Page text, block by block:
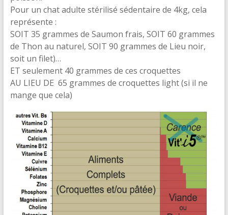
Pour un chat adulte stérilisé sédentaire de 4kg, cela
représente :
SOIT 35 grammes de Saumon frais, SOIT 60 grammes
de Thon au naturel, SOIT 90 grammes de Lieu noir,
soit un filet)…
ET seulement 40 grammes de ces croquettes
AU LIEU DE 65 grammes de croquettes light (si il ne
mange que cela)